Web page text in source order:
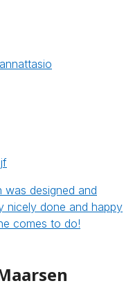
was designed and
nicely done and happy
comes to do!